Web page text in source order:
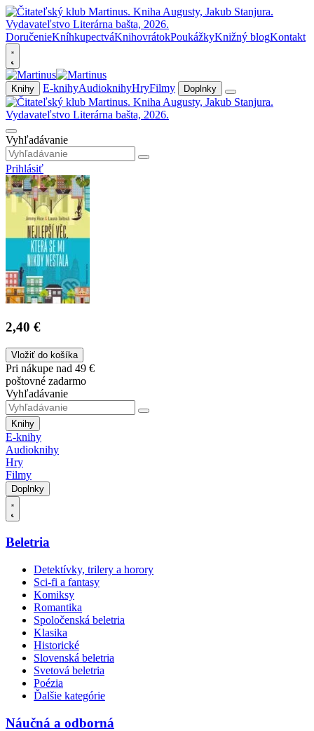
DoručenieKníhkupectváKnihovrátokPoukážkyKnižný blogKontakt
Knihy E-knihyAudioknihyHryFilmy Doplnky
Vyhľadávanie
Prihlásiť
2,40 €
Vložiť do košíka
Pri nákupe nad 49 €
poštovné zadarmo
Vyhľadávanie
Knihy
E-knihy
Audioknihy
Hry
Filmy
Doplnky
Beletria
Detektívky, trilery a horory
Sci-fi a fantasy
Komiksy
Romantika
Spoločenská beletria
Klasika
Historické
Slovenská beletria
Svetová beletria
Poézia
Ďalšie kategórie
Náučná a odborná